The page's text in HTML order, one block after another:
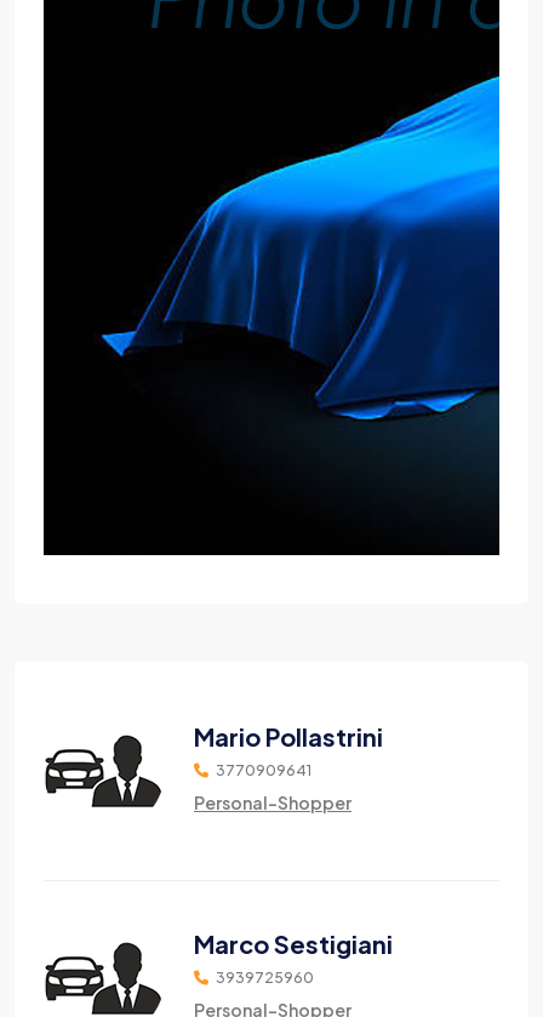
Mario Pollastrini
3770909641
Personal-Shopper
Marco Sestigiani
3939725960
Personal-Shopper